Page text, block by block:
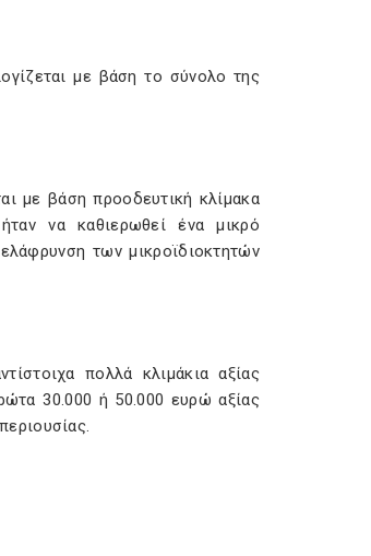
με βάση το σύνολο της
με βάση προοδευτική κλίμακα
να καθιερωθεί ένα μικρό
των μικροϊδιοκτητών
πολλά κλιμάκια αξίας
30.000 ή 50.000 ευρώ αξίας